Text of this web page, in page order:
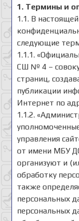
1. Термины и
1.1. В
следующие
1.1.1.
СШ № 4 –
страниц,
публикации
Интернет по
1.1.2.
управления
от имени МБУ
организуют и
обработку
также
персональных
персональных